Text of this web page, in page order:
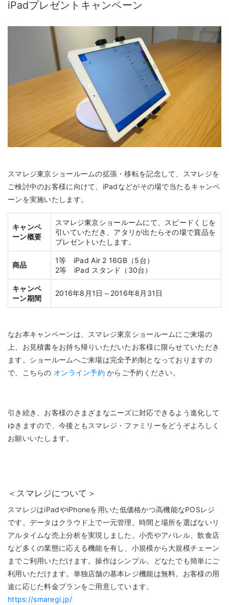
iPadプレゼントキャンペーン
スマレジ東京ショールームの拡張・移転を記念して、スマレジを
ご検討中のお客様に向けて、iPadなどがその場で当たるキャンペ
ーンを実施いたします。
キャンペ
ーン概要
スマレジ東京ショールームにて、スピードくじを
引いていただき、アタリが出たらその場で賞品を
プレゼントいたします。
商品
1等 iPad Air 2 16GB（5台）
2等 iPad スタンド（30台）
キャンペ
ーン期間
2016年8月1日～2016年8月31日
なお本キャンペーンは、スマレジ東京ショールームにご来場の
上、お見積書をお持ち帰りいただいたお客様に限らせていただき
ます。ショールームへご来場は完全予約制となっておりますの
で、こちらの オンライン予約 からご予約ください。
引き続き、お客様のさまざまなニーズに対応できるよう進化して
ゆきますので、今後ともスマレジ・ファミリーをどうぞよろしく
お願いいたします。
＜スマレジについて＞
スマレジはiPadやiPhoneを用いた低価格かつ高機能なPOSレジ
です。データはクラウド上で一元管理。時間と場所を選ばないリ
アルタイムな売上分析を実現しました。小売やアパレル、飲食店
など多くの業態に応える機能を有し、小規模から大規模チェーン
までご利用いただけます。操作はシンプル。どなたでも簡単にご
利用いただけます。単独店舗の基本レジ機能は無料。お客様の用
途に応じた料金プランをご用意しています。
https://smaregi.jp/